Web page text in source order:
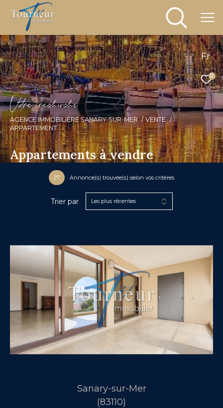
Fr
0
Vore recece
AGENCE IMMOBILIÈRE SANARY-SUR-MER
VENTE
APPARTEMENT
Appartements à vendre
27 Annonce(s) trouvée(s) selon vos critères
Trier par Les plus récentes
Sanary-sur-Mer
(83110)